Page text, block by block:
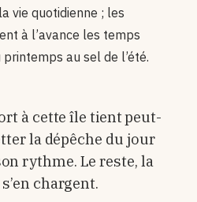
vie quotidienne ; les
à l’avance les temps
au sel de l’été.
à cette île tient peut-
la dépêche du jour
rythme. Le reste, la
chargent.